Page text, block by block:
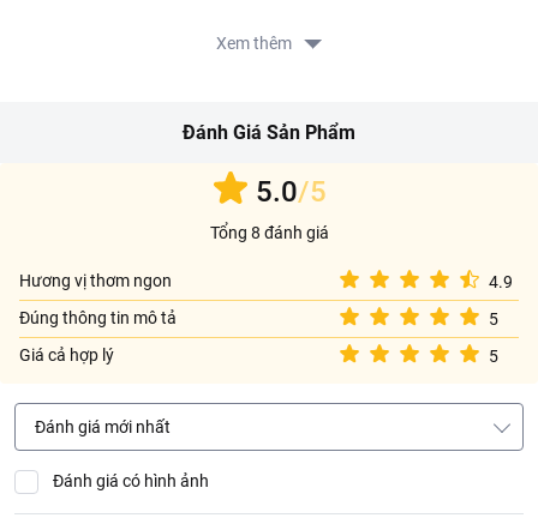
Sau khi cơm chín, để ráo thêm 10 phút rồi xới đều. Dùng nóng
Bảo quản nơi khô ráo, thoáng mát và tránh
Không sử dụng sản phẩm khi có dấu hiệu hư hỏng hoặc hết
hạn.
Thông tin nhà cung cấp:
Địa chỉ: Tổ 11, Khóm Bình Đức 5, Phường Bình Đức, Tỉnh An
Giang, Việt Nam
Xem thêm
Đánh Giá Sản Phẩm
5.0/5
Tổng 8 đánh giá
Hương vị thơm ngon
4.9
Đúng thông tin mô tả
5
Giá cả hợp lý
5
Đánh giá mới nhất
Đánh giá có hình ảnh